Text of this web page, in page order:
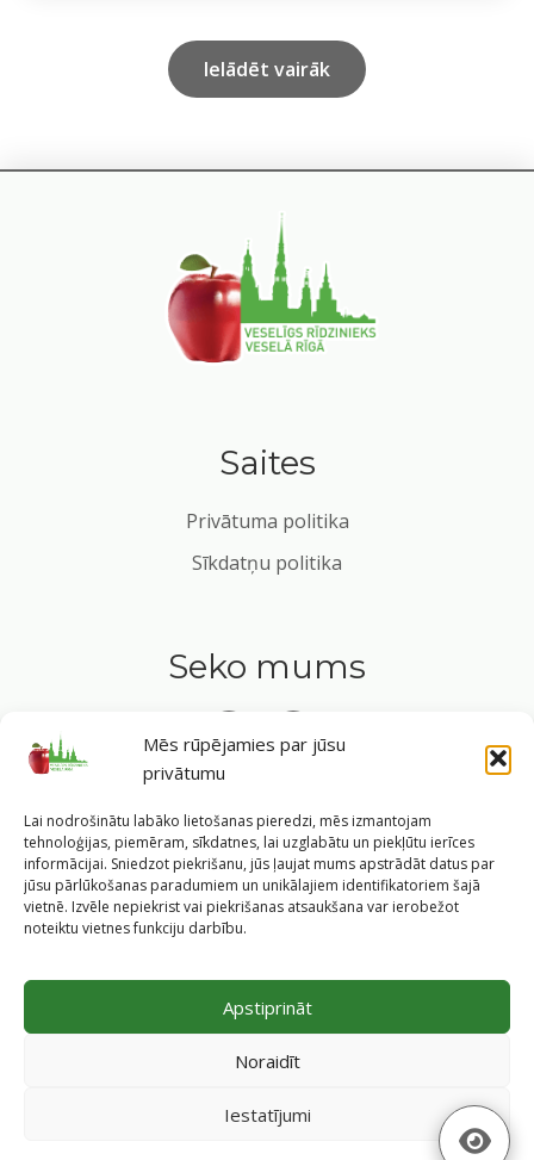
Mēs rūpējamies par jūsu
privātumu
Lai nodrošinātu labāko lietošanas pieredzi, mēs izmantojam
tehnoloģijas, piemēram, sīkdatnes, lai uzglabātu un piekļūtu ierīces
informācijai. Sniedzot piekrišanu, jūs ļaujat mums apstrādāt datus par
jūsu pārlūkošanas paradumiem un unikālajiem identifikatoriem šajā
vietnē. Izvēle nepiekrist vai piekrišanas atsaukšana var ierobežot
noteiktu vietnes funkciju darbību.
Apstiprināt
Noraidīt
Iestatījumi
Ielādēt vairāk
Saites
Privātuma politika
Sīkdatņu politika
Seko mums
©2026 Veselīgs rīdzinieks veselā Rīgā |Pārpublicējot
informāciju, atsauce uz Rīgas valstspilsētas pašvaldības
www.veseligsridzinieks.lv
Pašvaldības portālu administrē Rīgas valstspilsētas
pašvaldības Labklājības departaments (Rīga, Baznīcas iela